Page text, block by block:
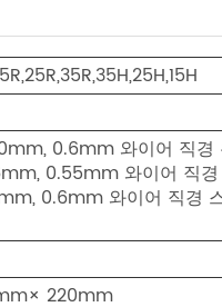
0.6mm 와이어 직경
0.55mm 와이어 직경
0.6mm 와이어 직경
220mm